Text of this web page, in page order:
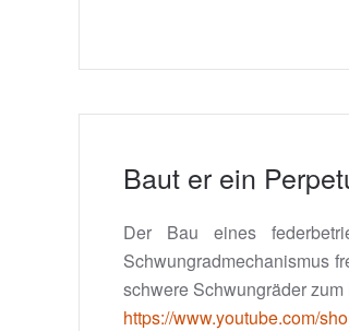
Baut er ein
Der Bau eines
Schwungradmechanismus
schwere Schwungräder
https://www.youtube.com/